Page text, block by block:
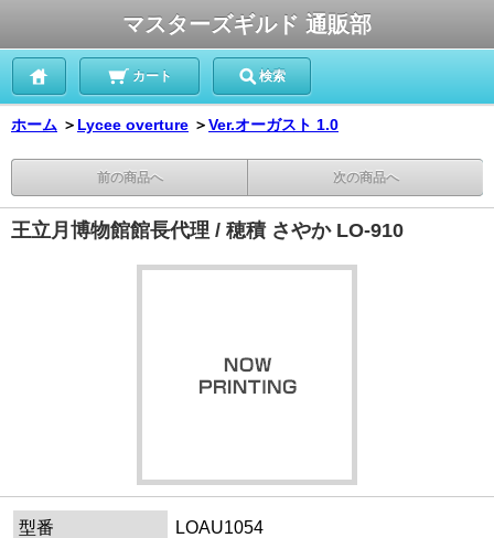
マスターズギルド 通販部
カート 検索
ホーム ＞ Lycee overture ＞Ver.オーガスト 1.0
前の商品へ 次の商品へ
王立月博物館館長代理 / 穂積 さやか LO-910
型番
LOAU1054